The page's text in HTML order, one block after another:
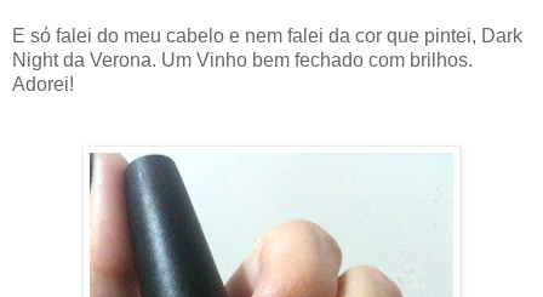
E só falei do meu cabelo e nem falei da cor que pintei, Dark
Night da Verona. Um Vinho bem fechado com brilhos.
Adorei!